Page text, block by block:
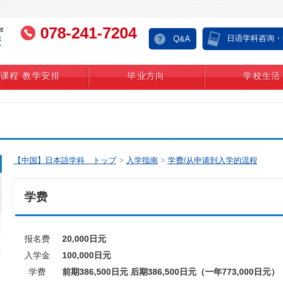
078-241-7204 Q&A 日语学科咨询
课程 教学安排 毕业方向 学校生活
【中国】日本語学科 トップ > 入学指南 > 学费/从申请到入学的流程
学费
报名费
20,000日元
入学金
100,000日元
学费
前期386,500日元 后期386,500日元（一年773,000日元）